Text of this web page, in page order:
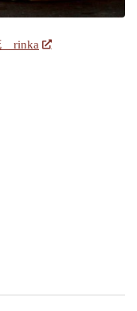
rinka